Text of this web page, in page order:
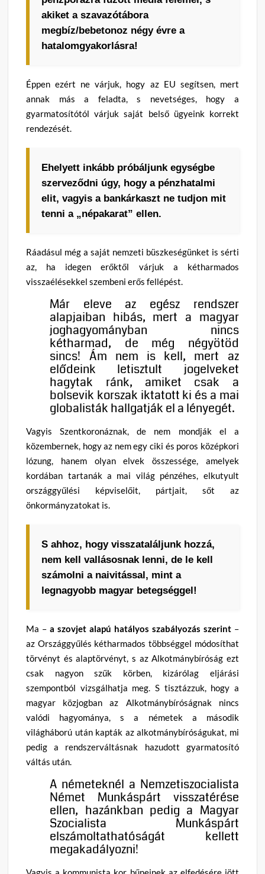
akiket a szavazótábora
megbíz/bebetonoz négy évre a
hatalomgyakorlásra!
Éppen ezért ne várjuk, hogy az EU segítsen, mert
annak más a feladta, s nevetséges, hogy a
gyarmatosítótól várjuk saját belső ügyeink korrekt
rendezését.
Ehelyett inkább próbáljunk egységbe
szerveződni úgy, hogy a pénzhatalmi
elit, vagyis a bankárkaszt ne tudjon mit
tenni a „népakarat” ellen.
Ráadásul még a saját nemzeti büszkeségünket is sérti
az, ha idegen erőktől várjuk a kétharmados
visszaélésekkel szembeni erős fellépést.
Már eleve az egész rendszer
alapjaiban hibás, mert a magyar
joghagyományban nincs
kétharmad, de még négyötöd
sincs! Ám nem is kell, mert az
elődeink letisztult jogelveket
hagytak ránk, amiket csak a
bolsevik korszak iktatott ki és a mai
globalisták hallgatják el a lényegét.
Vagyis Szentkoronáznak, de nem mondják el a
közembernek, hogy az nem egy ciki és poros középkori
lózung, hanem olyan elvek összessége, amelyek
kordában tartanák a mai világ pénzéhes, elkutyult
országgyűlési képviselőit, pártjait, sőt az
önkormányzatokat is.
S ahhoz, hogy visszataláljunk hozzá,
nem kell vallásosnak lenni, de le kell
számolni a naivitással, mint a
legnagyobb magyar betegséggel!
Ma –a szovjet alapú hatályos szabályozás szerint–
az Országgyűlés kétharmados többséggel módosíthat
törvényt és alaptörvényt, s az Alkotmánybíróság ezt
csak nagyon szűk körben, kizárólag eljárási
szempontból vizsgálhatja meg. S tisztázzuk, hogy a
magyar közjogban az Alkotmánybíróságnak nincs
valódi hagyománya, s a németek a második
világháború után kapták az alkotmánybíróságukat, mi
pedig a rendszerváltásnak hazudott gyarmatosító
váltás után.
A németeknél a Nemzetiszocialista
Német Munkáspárt visszatérése
ellen, hazánkban pedig a Magyar
Szocialista Munkáspárt
elszámoltathatóságát kellett
megakadályozni!